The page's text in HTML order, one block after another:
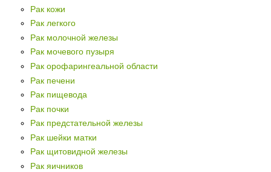
Рак кожи
Рак легкого
Рак молочной железы
Рак мочевого пузыря
Рак орофарингеальной области
Рак печени
Рак пищевода
Рак почки
Рак предстательной железы
Рак шейки матки
Рак щитовидной железы
Рак яичников